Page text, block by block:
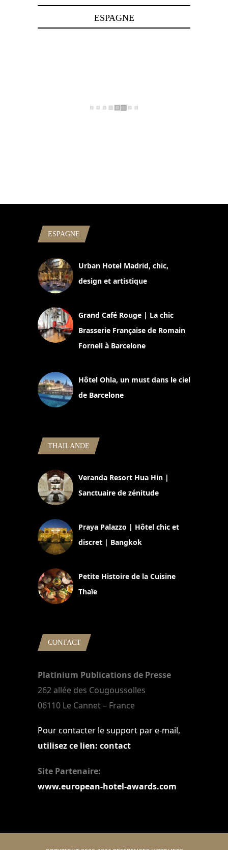
ESPAGNE
ESPAGNE
Urban Hotel Madrid, chic,
design et artistique
Grand Café Rouge | La chic
Brasserie Française de Romain
Fornell à Barcelone
Hôtel Ohla, un must dans le ciel
de Barcelone
THAILANDE
Veranda Resort Hua Hin |
Sanctuaire de zénitude
Praya Palazzo | Hôtel chic et
discret | Bangkok
Petite Histoire de la Cuisine
Thaïe
CONTACT
Platinium Publications de Presse
262 allée des Cougoussolles
06110 Le Cannet – France
Pour contacter le support par e-mail,
utilisez ce lien: contact
Site Partenaire:
www.european-hotel-awards.com